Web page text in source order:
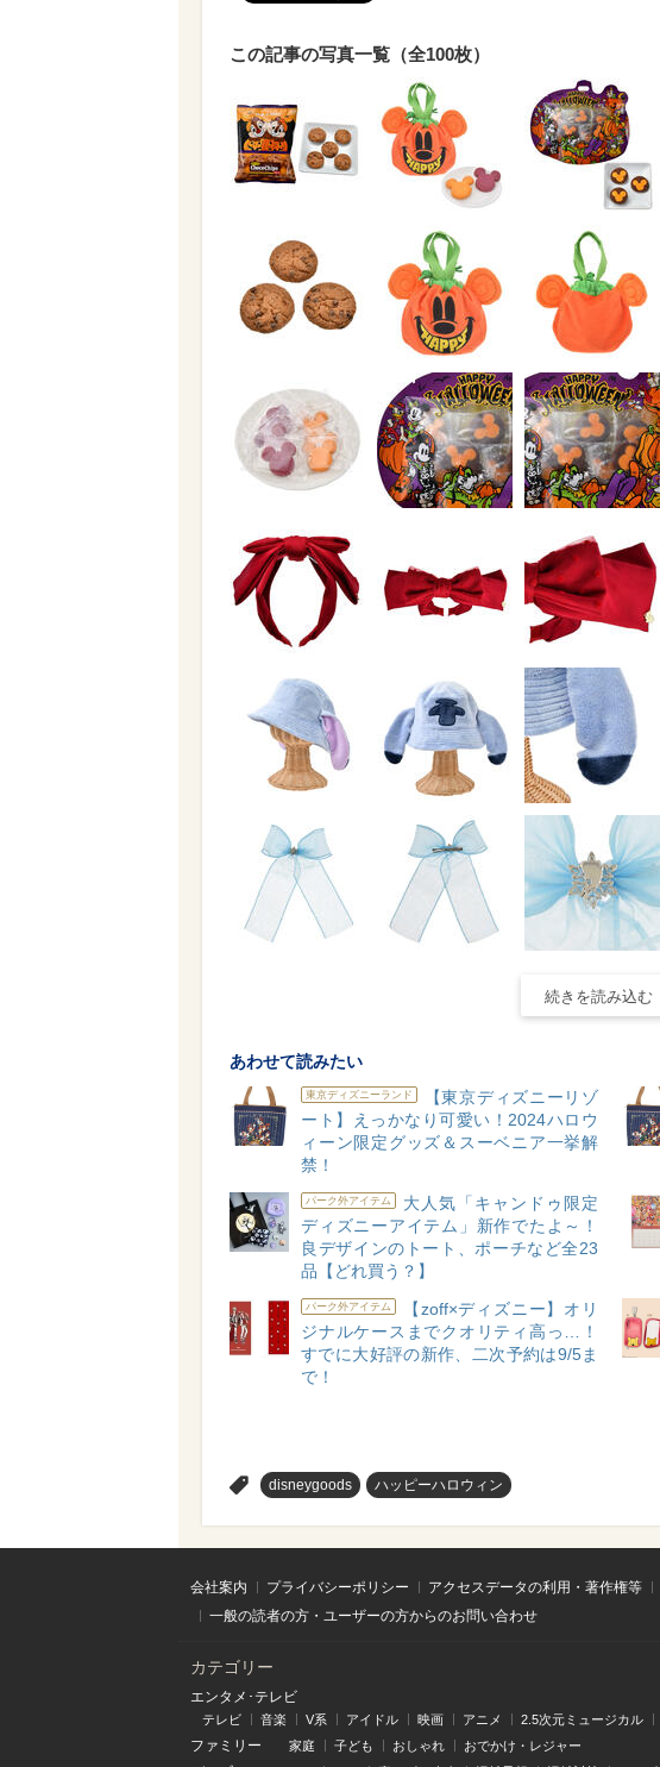
この記事の写真一覧（全100枚）
続きを読み込む
あわせて読みたい
東京ディズニーランド
【東京ディズニーリゾ
ート】えっかなり可愛い！2024ハロウ
ィーン限定グッズ＆スーベニア一挙解
禁！
パーク外アイテム
大人気「キャンドゥ限定
ディズニーアイテム」新作でたよ～！
良デザインのトート、ポーチなど全23
品【どれ買う？】
パーク外アイテム
【zoff×ディズニー】オリ
ジナルケースまでクオリティ高っ…！
すでに大好評の新作、二次予約は9/5ま
で！
disneygoods ハッピーハロウィン
会社案内 プライバシーポリシー アクセスデータの利用・著作権等
一般の読者の方・ユーザーの方からのお問い合わせ
カテゴリー
エンタメ･テレビ
テレビ 音楽 V系 アイドル 映画 アニメ 2.5次元ミュージカル
ファミリー 家庭 子ども おしゃれ おでかけ・レジャー